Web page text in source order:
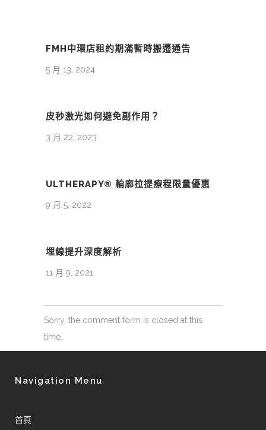
FMH中環店租約期滿暫時搬遷通告
5 月 13, 2024
皮秒激光如何避免副作用？
3 月 22, 2023
ULTHERAPY® 輪廓拉提療程限量優惠
9 月 5, 2022
埋線提升深度解析
11 月 9, 2021
Sorry, the comment form is closed at this
time.
Navigation Menu
首頁